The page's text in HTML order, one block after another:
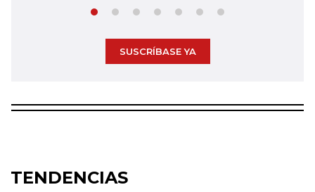
SUSCRÍBASE YA
TENDENCIAS